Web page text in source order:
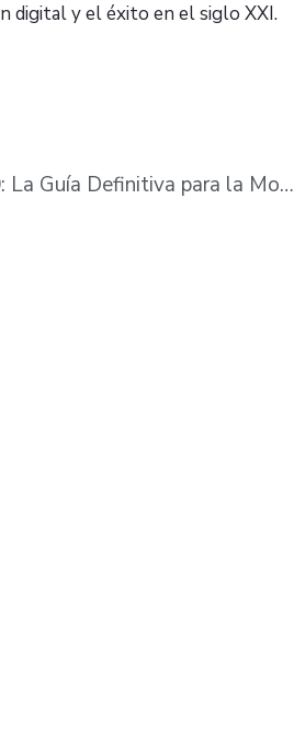
digital y el éxito en el siglo XXI.
BPMN 2.0: La Guía Definitiva para la Modelización de Procesos de Negocio